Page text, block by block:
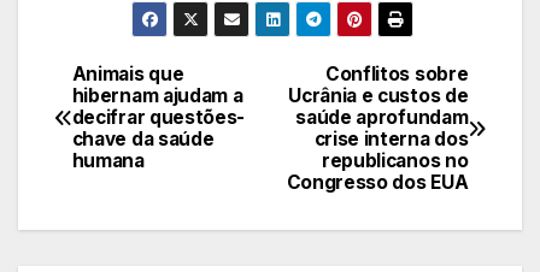
Navegação
de
Conflitos sobre
Ucrânia e custos de
saúde aprofundam
crise interna dos
republicanos no
Congresso dos EUA
Animais que
hibernam ajudam a
decifrar questões-
chave da saúde
humana